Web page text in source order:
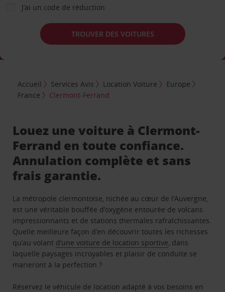
J’ai un code de réduction
TROUVER DES VOITURES
Accueil Services Avis Location Voiture
Europe
France
Clermont-Ferrand
Louez une voiture à Clermont-
Ferrand en toute confiance.
Annulation complète et sans
frais garantie.
La métropole clermontoise, nichée au cœur de l’Auvergne,
est une véritable bouffée d’oxygène entourée de volcans
impressionnants et de stations thermales rafraîchissantes.
Quelle meilleure façon d’en découvrir toutes les richesses
qu’au volant d’une voiture de location sportive , dans
laquelle paysages incroyables et plaisir de conduite se
marieront à la perfection ?
Réservez le véhicule de location adapté à vos besoins en